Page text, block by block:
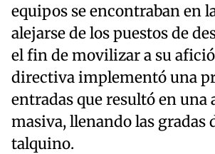
equipos se encontraban en
alejarse de los puestos de
el fin de movilizar a su
directiva implementó una
entradas que resultó en una
masiva, llenando las gradas
talquino.